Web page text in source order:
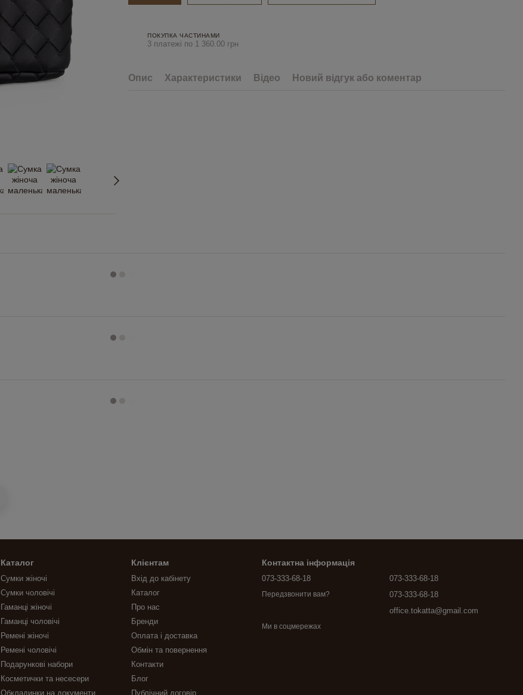
ПОКУПКА ЧАСТИНАМИ
3 платежі по 1 360.00 грн
Опис Характеристики Відео Новий відгук або коментар
Каталог
Сумки жіночі
Сумки чоловічі
Гаманці жіночі
Гаманці чоловічі
Ремені жіночі
Ремені чоловічі
Подарункові набори
Косметички та несесери
Обкладинки на документи
Клієнтам
Вхід до кабінету
Каталог
Про нас
Бренди
Оплата і доставка
Обмін та повернення
Контакти
Блог
Публічний договір
Контактна інформація
073-333-68-18
Передзвонити вам?
073-333-68-18
073-333-68-18
office.tokatta@gmail.com
Ми в соцмережах